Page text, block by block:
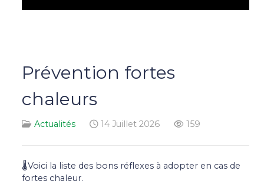
Prévention fortes
chaleurs
Actualités 14 Juillet 2026 159
🌡Voici la liste des bons réflexes à adopter en cas de
fortes chaleur.